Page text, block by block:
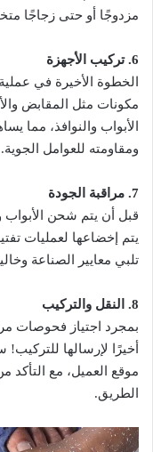
مزدوجًا أو حتى زجاجًا
6. تركيب الأجهزة
الخطوة الأخيرة في
مكونات مثل المقابض
الأبواب والنوافذ، مما
ومقاومته للعوامل الجوية.
7. مراقبة الجودة
قبل أن يتم شحن الأبواب
يتم إخضاعها لعمليات
تلبي معايير الصناعة
8. النقل والتركيب
بمجرد اجتياز فحوصات
أخيرًا لإرسالها
موقع العميل، مع التأكد
الطريق.